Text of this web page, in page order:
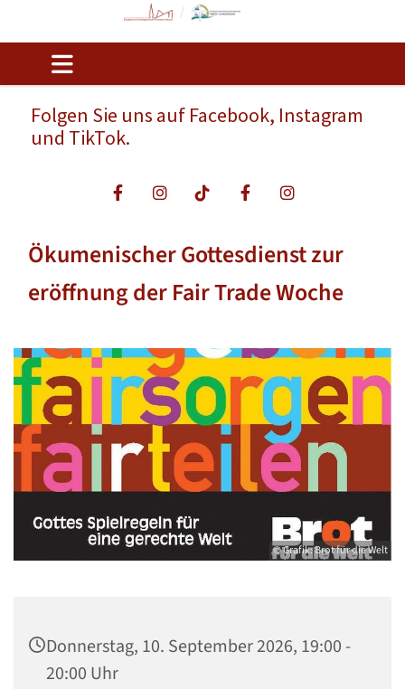
Folgen Sie uns auf Facebook, Instagram
und TikTok.
Ökumenischer Gottesdienst zur
eröffnung der Fair Trade Woche
© Grafik: Brot für die Welt
Donnerstag, 10. September 2026, 19:00 -
20:00 Uhr